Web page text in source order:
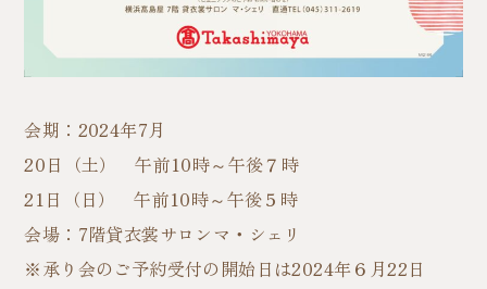
会期：2024年7月
20日（土） 午前10時～午後７時
21日（日） 午前10時～午後５時
会場：7階貸衣裳サロンマ・シェリ
※承り会のご予約受付の開始日は2024年６月22日